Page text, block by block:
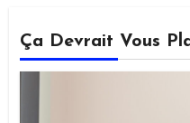
Ça Devrait Vous